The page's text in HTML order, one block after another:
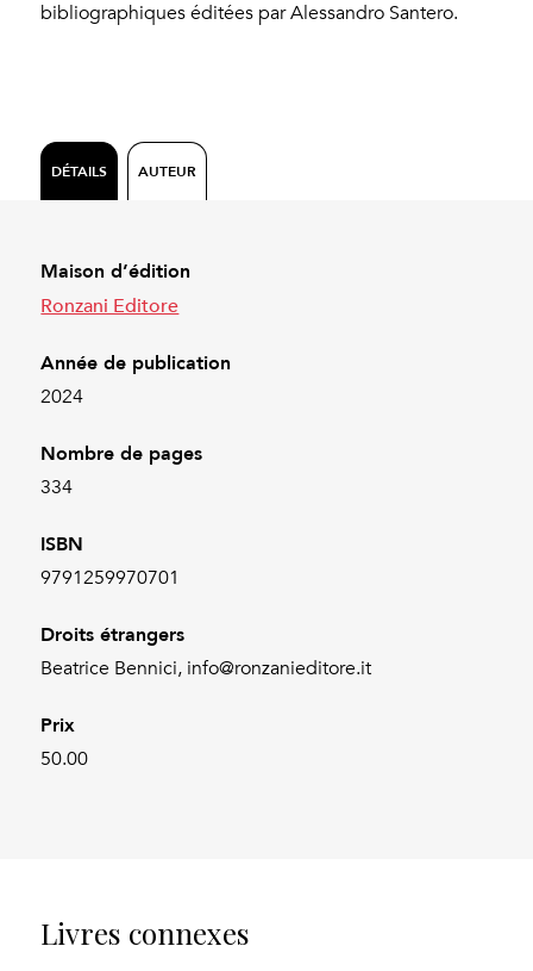
bibliographiques éditées par Alessandro Santero.
DÉTAILS AUTEUR
Maison d’édition
Ronzani Editore
Année de publication
2024
Nombre de pages
334
ISBN
9791259970701
Droits étrangers
Beatrice Bennici, info@ronzanieditore.it
Prix
50.00
Livres connexes